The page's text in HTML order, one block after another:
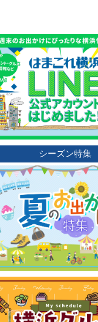
シーズン特集